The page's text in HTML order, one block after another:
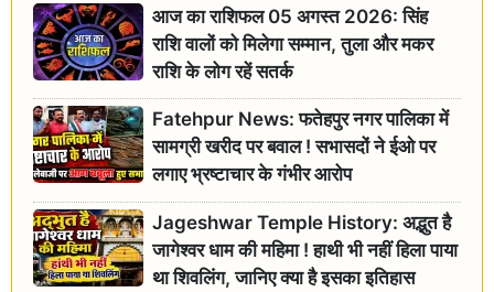
आज का राशिफल 05 अगस्त 2026: सिंह
राशि वालों को मिलेगा सम्मान, तुला और मकर
राशि के लोग रहें सतर्क
Fatehpur News: फतेहपुर नगर पालिका में
सामग्री खरीद पर बवाल ! सभासदों ने ईओ पर
लगाए भ्रष्टाचार के गंभीर आरोप
Jageshwar Temple History: अद्भुत है
जागेश्वर धाम की महिमा ! हाथी भी नहीं हिला पाया
था शिवलिंग, जानिए क्या है इसका इतिहास